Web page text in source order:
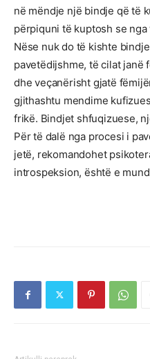
në mëndje një bindje që të
përpiquni të kuptosh se
Nëse nuk do të kishte
pavetëdijshme, të cilat janë
dhe veçanërisht gjatë
gjithashtu mendime
frikë. Bindjet shfuqizuese,
Për të dalë nga procesi i
jetë, rekomandohet
introspeksion, është e